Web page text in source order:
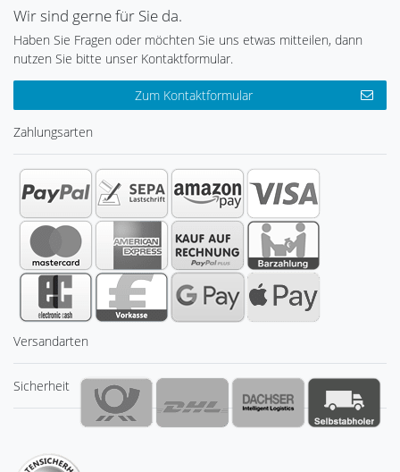
Wir sind gerne für Sie da.
Haben Sie Fragen oder möchten Sie uns etwas mitteilen, dann
nutzen Sie bitte unser Kontaktformular.
Zum Kontaktformular
Zahlungsarten
Versandarten
Sicherheit